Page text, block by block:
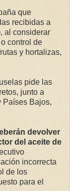
que
recibidas a
al considerar
control de
y hortalizas,
pide las
junto a
Países Bajos,
devolver
del aceite de
incorrecta
de los
para el